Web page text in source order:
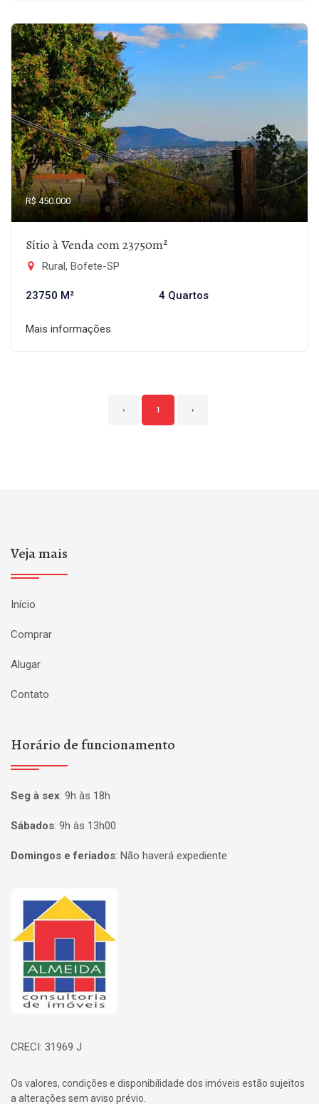
R$ 450.000
Sítio à Venda com 23750m²
Rural, Bofete-SP
23750 M² 4 Quartos
Mais informações
‹ 1 ›
Veja mais
Início
Comprar
Alugar
Contato
Horário de funcionamento
Seg à sex: 9h às 18h
Sábados: 9h às 13h00
Domingos e feriados: Não haverá expediente
Página inicial
CRECI: 31969 J
Os valores, condições e disponibilidade dos imóveis estão sujeitos
a alterações sem aviso prévio.